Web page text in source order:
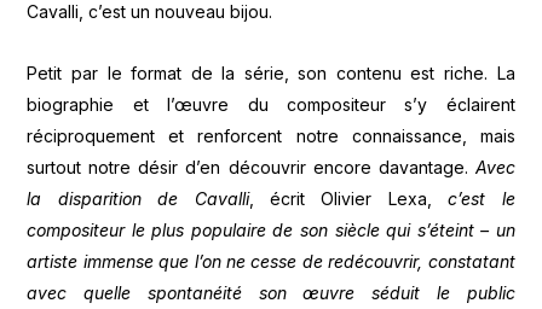
Cavalli, c’est un nouveau bijou.
Petit par le format de la série, son contenu est riche. La
biographie et l’œuvre du compositeur s’y éclairent
réciproquement et renforcent notre connaissance, mais
surtout notre désir d’en découvrir encore davantage. Avec
la disparition de Cavalli, écrit Olivier Lexa,c’est le
compositeur le plus populaire de son siècle qui s’éteint – un
artiste immense que l’on ne cesse de redécouvrir, constatant
avec quelle spontanéité son œuvre séduit le public